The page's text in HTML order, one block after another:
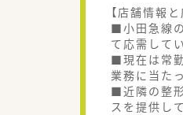
【店舗情報
■小田急線
て応需して
■現在は常
業務に当た
■近隣の整
スを提供し